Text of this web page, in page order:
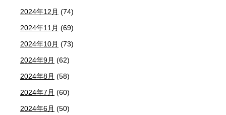
2024年12月 (74)
2024年11月 (69)
2024年10月 (73)
2024年9月 (62)
2024年8月 (58)
2024年7月 (60)
2024年6月 (50)